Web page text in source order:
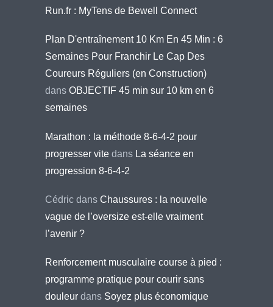
Run.fr : MyTens de Bewell Connect
Plan D'entraînement 10 Km En 45 Min : 6
Semaines Pour Franchir Le Cap Des
Coureurs Réguliers (en Construction)
dans OBJECTIF 45 min sur 10 km en 6
semaines
Marathon : la méthode 8-6-4-2 pour
progresser vite dans La séance en
progression 8-6-4-2
Cédric dans Chaussures : la nouvelle
vague de l’oversize est-elle vraiment
l’avenir ?
Renforcement musculaire course à pied :
programme pratique pour courir sans
douleur dans Soyez plus économique